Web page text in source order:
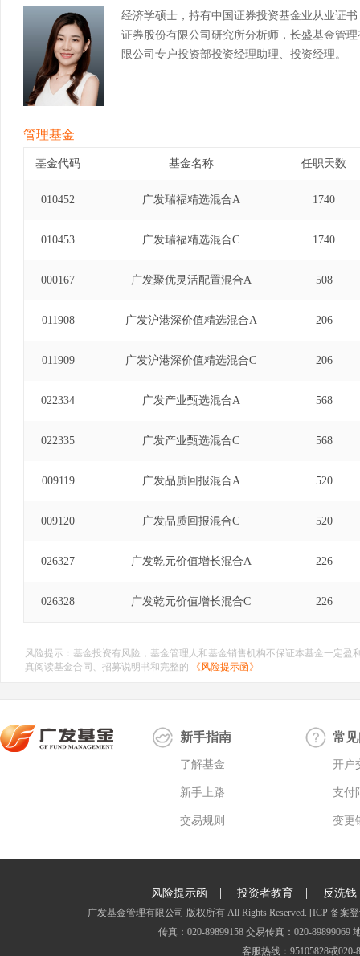
经济学硕士，持有中国证券投资基金业从业证
证券股份有限公司研究所分析师，长盛基金管
限公司专户投资部投资经理助理、投资经理。
管理基金
基金代码 基金名称 任职天数
010452 广发瑞福精选混合A 1740
010453 广发瑞福精选混合C 1740
000167 广发聚优灵活配置混合A 508
011908 广发沪港深价值精选混合A 206
011909 广发沪港深价值精选混合C 206
022334 广发产业甄选混合A 568
022335 广发产业甄选混合C 568
009119 广发品质回报混合A 520
009120 广发品质回报混合C 520
026327 广发乾元价值增长混合A 226
026328 广发乾元价值增长混合C 226
风险提示：基金投资有风险，基金管理人和基金销售机构不保证本基金一定
真阅读基金合同、招募说明书和完整的
《风险提示函》
新手指南
了解基金
新手上路
交易规则
常
开户
支付
变更
风险提示函 | 投资者教育 | 反洗钱
广发基金管理有限公司 版权所有 All Rights Reserved. [ICP 备案
传真：020-89899158 交易传真：020-
客服热线：95105828或020-